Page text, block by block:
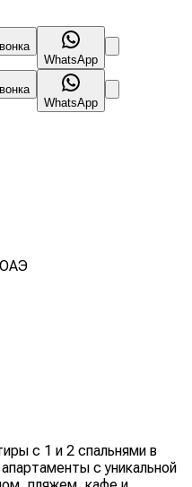
WhatsApp
WhatsApp
с 1 и 2 спальнями в
с уникальной